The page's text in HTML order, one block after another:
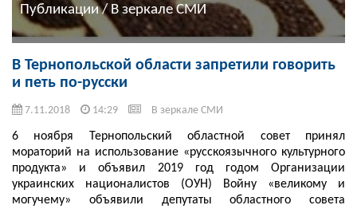
Публикации / В зеркале СМИ
В Тернопольской области запретили говорить
и петь по-русски
7.11.2018 14:29 В зеркале СМИ
6 ноября Тернопольский областной совет принял
мораторий на использование «русскоязычного культурного
продукта» и объявил 2019 год годом Организации
украинских националистов (ОУН) Войну «великому и
могучему» объявили депутаты областного совета